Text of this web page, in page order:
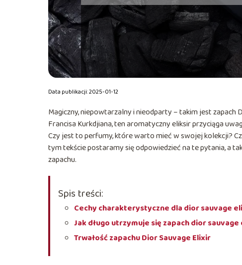
Data publikacji: 2025-01-12
Magiczny, niepowtarzalny i nieodparty – takim jest
Francisa Kurkdjiana, ten aromatyczny eliksir przyciąga
Czy jest to perfumy, które warto mieć w swojej kolekcji?
tym tekście postaramy się odpowiedzieć na te pytania, a
zapachu.
Spis treści:
Cechy charakterystyczne dla dior sauvage
Jak długo utrzymuje się zapach dior
Trwałość zapachu Dior Sauvage Elixir